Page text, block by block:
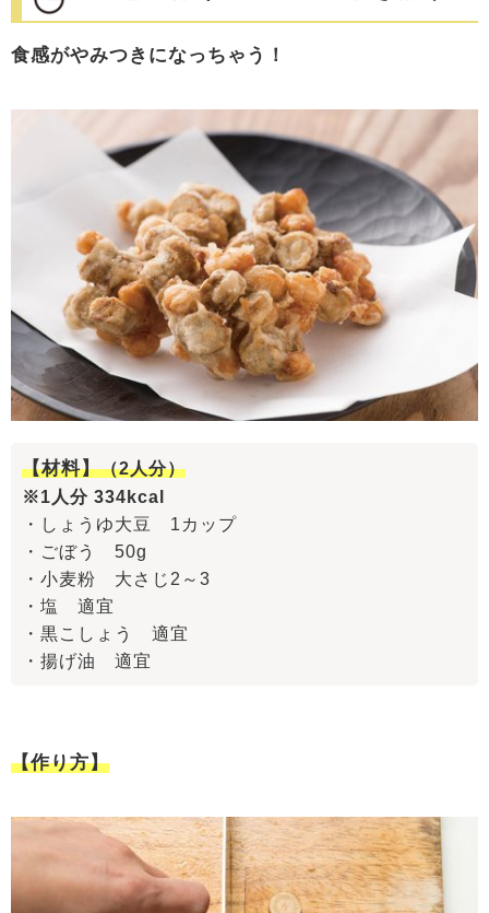
食感がやみつきになっちゃう！
【材料】（2人分）
※1人分 334kcal
・しょうゆ大豆 1カップ
・ごぼう 50g
・小麦粉 大さじ2～3
・塩 適宜
・黒こしょう 適宜
・揚げ油 適宜
【作り方】